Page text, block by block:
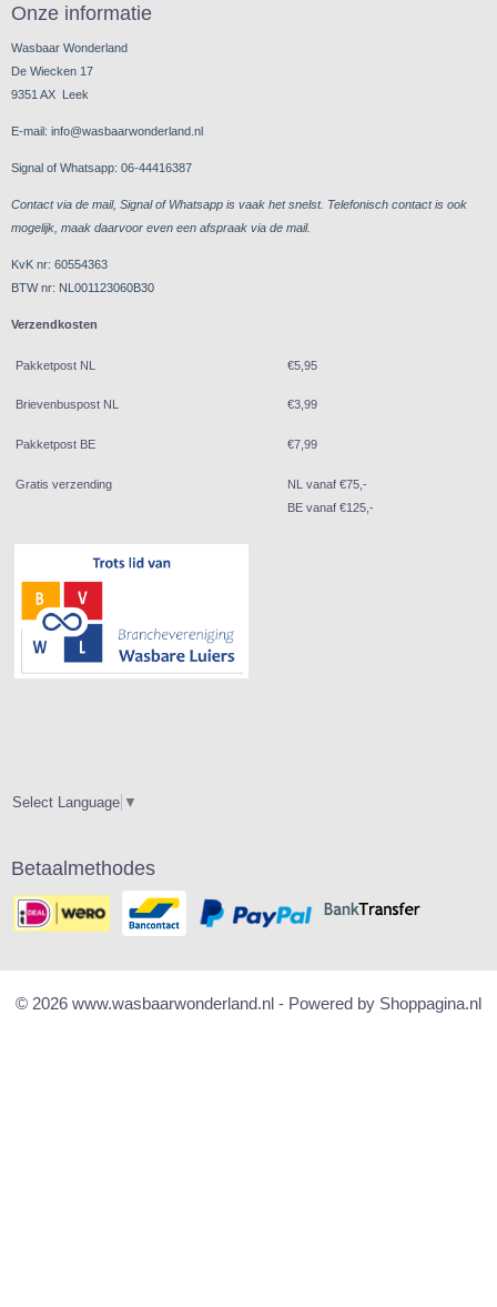
Onze informatie
Wasbaar Wonderland
De Wiecken 17
9351 AX Leek
E-mail: info@wasbaarwonderland.nl
Signal of Whatsapp: 06-44416387
Contact via de mail, Signal of Whatsapp is vaak het snelst. Telefonisch contact is ook
mogelijk, maak daarvoor even een afspraak via de mail.
KvK nr: 60554363
BTW nr: NL001123060B30
Verzendkosten
Pakketpost NL €5,95
Brievenbuspost NL €3,99
Pakketpost BE €7,99
Gratis verzending
NL vanaf €75,-
BE vanaf €125,-
Select Language ▼
Betaalmethodes
© 2026 www.wasbaarwonderland.nl - Powered by Shoppagina.nl